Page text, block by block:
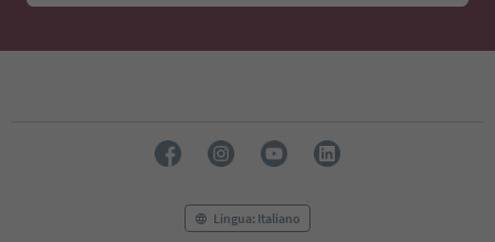
Lingua: Italiano